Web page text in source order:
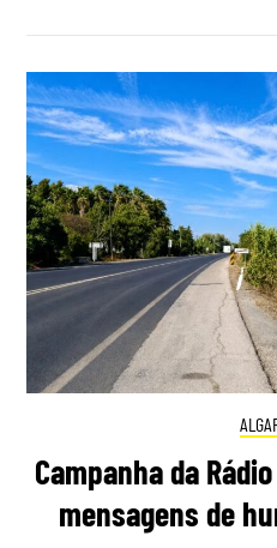
Campanha da
mensagens de